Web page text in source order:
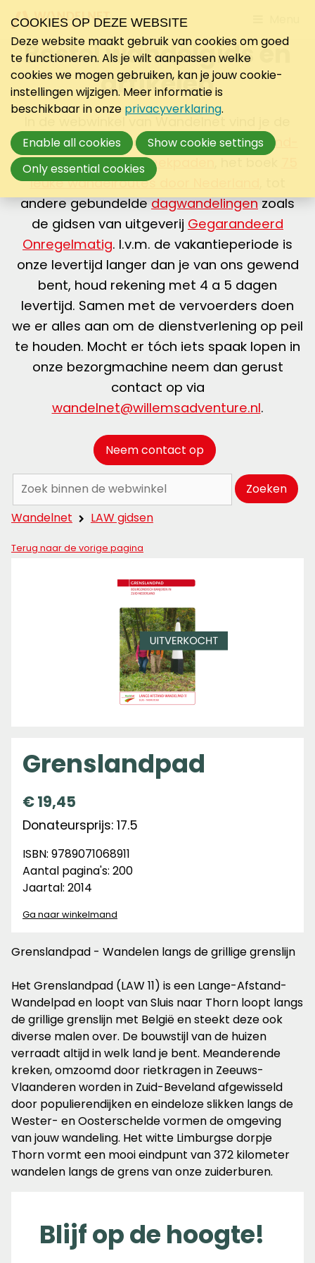
to
Bestel wandelgids en
artikelen
In de webwinkel van Wandelnet vind je de
mooiste wandelgidsen vanLange-Afstand-
WandelpadenenStreekpaden
leuke wandelroutes door Nederland
andere gebundeldedagwandelingenzoals
de gidsen van uitgeverij Gegarandeerd
Onregelmatig. I.v.m. de vakantieperiode is
onze levertijd langer dan je van ons gewend
bent, houd rekening met 4 a 5 dagen
levertijd. Samen met de vervoerders doen
we er alles aan om de dienstverlening op peil
te houden. Mocht er tóch iets spaak lopen in
onze bezorgmachine neem dan gerust
contact op via
wandelnet@willemsadventure.nl.
Neem contact op
Zoeken:
Zoeken
Wandelnet
LAW gidsen
Terug naar de vorige pagina
Grenslandpad
€19,45
Donateursprijs: 17.5
ISBN: 9789071068911
Aantal pagina's: 200
Jaartal: 2014
Ga naar winkelmand
Grenslandpad - Wandelen langs de grillige grenslijn
Het Grenslandpad (LAW 11) is een Lange-Afstand-
Wandelpad en loopt van Sluis naar Thorn loopt langs
de grillige grenslijn met België en steekt deze ook
diverse malen over. De bouwstijl van de huizen
verraadt altijd in welk land je bent. Meanderende
kreken, omzoomd door rietkragen in Zeeuws-
Vlaanderen worden in Zuid-Beveland afgewisseld
door populierendijken en eindeloze slikken langs de
Wester- en Oosterschelde vormen de omgeving
van jouw wandeling. Het witte Limburgse dorpje
Thorn vormt een mooi eindpunt van 372 kilometer
wandelen langs de grens van onze zuiderburen.
Blijf op de hoogte!
COOKIES OP DEZE WEBSITE
Deze website maakt gebruik van cookies om goed
te functioneren. Als je wilt aanpassen welke
cookies we mogen gebruiken, kan je jouw cookie-
instellingen wijzigen. Meer informatie is
beschikbaar in onze privacyverklaring.
Enable all cookies
Show cookie settings
Only essential cookies